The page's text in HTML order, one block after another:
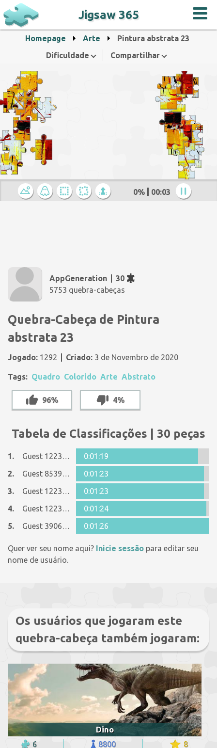
Jigsaw 365
Homepage Arte
Pintura abstrata 23
Dificuldade
Compartilhar
0% 00:04
AppGeneration
30
5753 quebra-cabeças
Quebra-Cabeça de Pintura
abstrata 23
Jogado: 1292 Criado: 3 de Novembro de 2020
Tags: Quadro Colorido Arte Abstrato
96% 4%
Tabela de Classificações | 30 peças
1. Guest 12237642
0:01:19
2.
Guest 8539826
0:01:23
3.
Guest 12237642
0:01:23
4.
Guest 12237642
0:01:24
5.
Guest 39060327 0:01:26
Quer ver seu nome aqui? Inicie sessão para editar seu
nome de usuário.
Os usuários que jogaram este
quebra-cabeça também jogaram:
Dino
6 8800 8